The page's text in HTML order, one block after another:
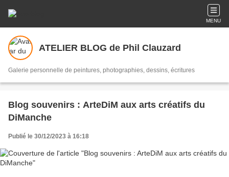
MENU
ATELIER BLOG de Phil Clauzard
Galerie personnelle de peintures, photographies, dessins, écritures
Blog souvenirs : ArteDiM aux arts créatifs du
DiManche
Publié le 30/12/2023 à 16:18